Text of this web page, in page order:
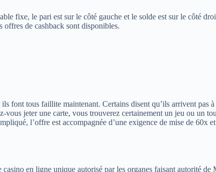
fixe, le pari est sur le côté gauche et le solde est sur le côté
offres de cashback sont disponibles.
font tous faillite maintenant. Certains disent qu’ils arrivent pas
jeter une carte, vous trouverez certainement un jeu ou un
l’offre est accompagnée d’une exigence de mise de 60x
en ligne unique autorisé par les organes faisant autorité de